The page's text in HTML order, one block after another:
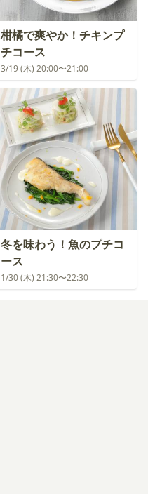
柑橘で爽やか！チキンプ
チコース
3/19 (木) 20:00〜21:00
冬を味わう！魚のプチコ
ース
1/30 (木) 21:30〜22:30